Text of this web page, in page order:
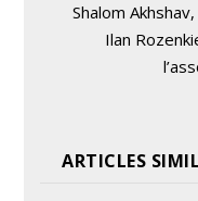
Shalom
Ilan
ARTICLES